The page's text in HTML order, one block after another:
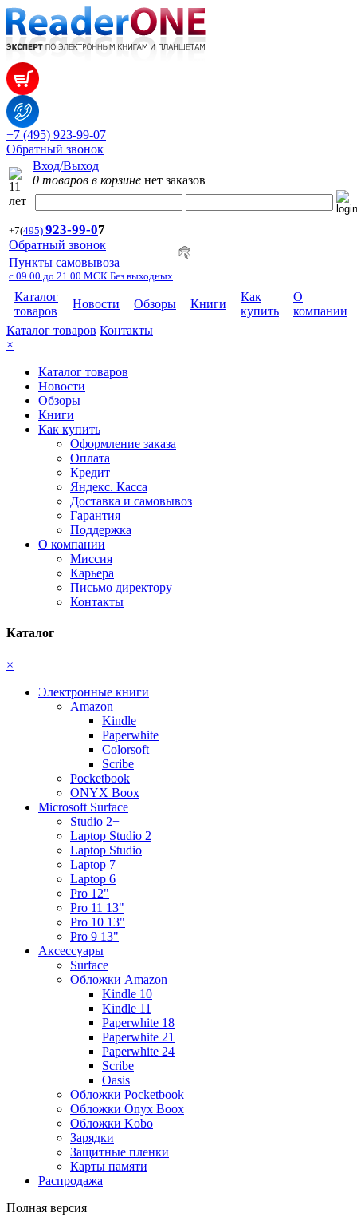
+7 (495) 923-99-07
Обратный звонок
Вход/Выход
0 товаров в корзине нет заказов
+7(495) 923-99-07
Обратный звонок
Пункты самовывоза
с 09.00 до 21.00 МСК Без выходных
Каталог
товаров
Новости Обзоры Книги
Как
купить
О
компании
Каталог товаров Контакты
×
Каталог товаров
Новости
Обзоры
Книги
Как купить
Оформление заказа
Оплата
Кредит
Яндекс. Касса
Доставка и самовывоз
Гарантия
Поддержка
О компании
Миссия
Карьера
Письмо директору
Контакты
Каталог
×
Электронные книги
Amazon
Kindle
Paperwhite
Colorsoft
Scribe
Pocketbook
ONYX Boox
Microsoft Surface
Studio 2+
Laptop Studio 2
Laptop Studio
Laptop 7
Laptop 6
Pro 12"
Pro 11 13"
Pro 10 13"
Pro 9 13"
Аксессуары
Surface
Обложки Amazon
Kindle 10
Kindle 11
Paperwhite 18
Paperwhite 21
Paperwhite 24
Scribe
Oasis
Обложки Pocketbook
Обложки Onyx Boox
Обложки Kobo
Зарядки
Защитные пленки
Карты памяти
Распродажа
Полная версия